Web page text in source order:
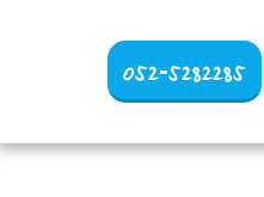
052-5282285